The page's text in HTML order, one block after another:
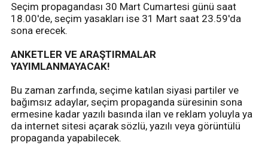
Seçim propagandası 30 Mart Cumartesi günü saat
18.00'de, seçim yasakları ise 31 Mart saat 23.59'da
sona erecek.
ANKETLER VE ARAŞTIRMALAR
YAYIMLANMAYACAK!
Bu zaman zarfında, seçime katılan siyasi partiler ve
bağımsız adaylar, seçim propaganda süresinin sona
ermesine kadar yazılı basında ilan ve reklam yoluyla ya
da internet sitesi açarak sözlü, yazılı veya görüntülü
propaganda yapabilecek.